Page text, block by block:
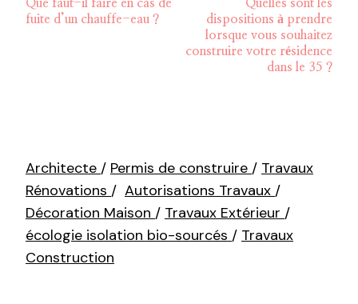
d’article
Que faut-il faire en cas de
fuite d’un chauffe-eau ?
Quelles sont les
dispositions à prendre
lorsque vous souhaitez
construire votre résidence
dans le 35 ?
Architecte / Permis de construire / Travaux
Rénovations / Autorisations Travaux /
Décoration Maison / Travaux Extérieur /
écologie isolation bio-sourcés / Travaux
Construction